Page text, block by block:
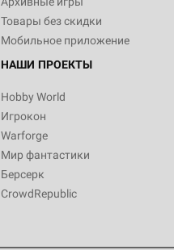
Товары без скидки
Мобильное приложение
НАШИ ПРОЕКТЫ
Hobby World
Игрокон
Warforge
Мир фантастики
Берсерк
CrowdRepublic